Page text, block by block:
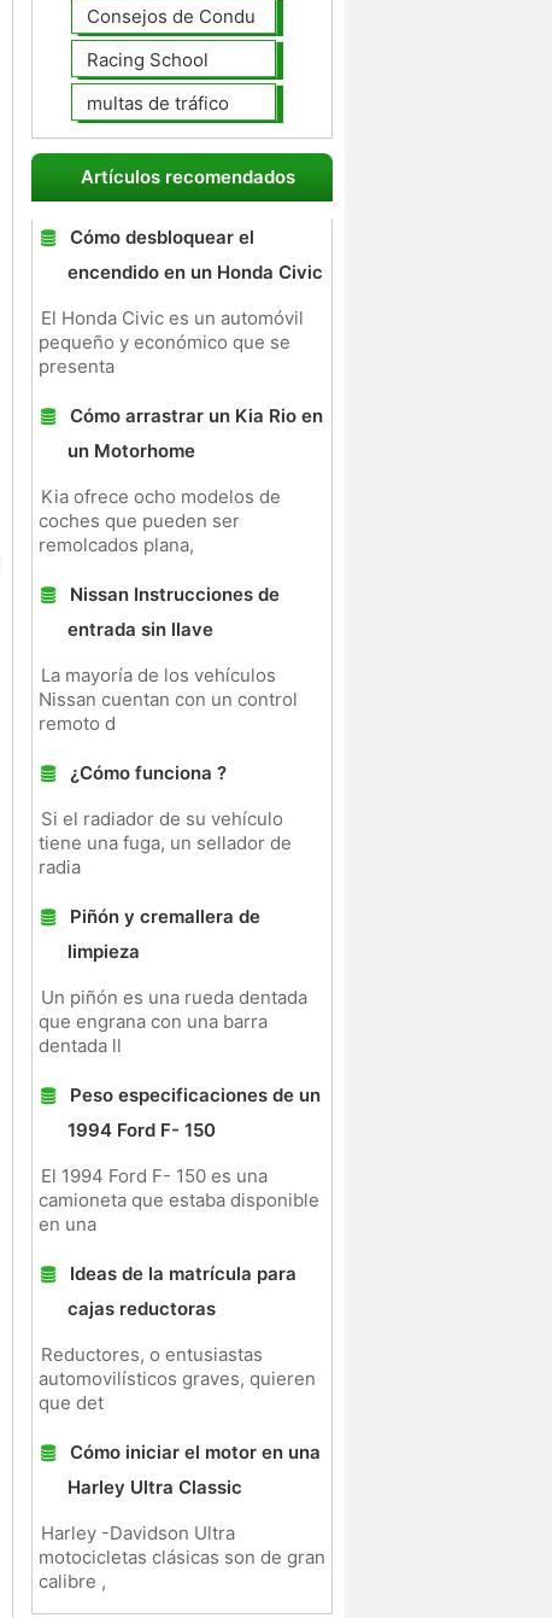
Consejos de Conducción
Racing School
multas de tráfico
Artículos recomendados
Cómo desbloquear el
encendido en un Honda Civic
El Honda Civic es un automóvil
pequeño y económico que se
presenta
Cómo arrastrar un Kia Rio en
un Motorhome
Kia ofrece ocho modelos de
coches que pueden ser
remolcados plana,
Nissan Instrucciones de
entrada sin llave
La mayoría de los vehículos
Nissan cuentan con un control
remoto d
¿Cómo funciona ?
Si el radiador de su vehículo
tiene una fuga, un sellador de
radia
Piñón y cremallera de
limpieza
Un piñón es una rueda dentada
que engrana con una barra
dentada ll
Peso especificaciones de un
1994 Ford F- 150
El 1994 Ford F- 150 es una
camioneta que estaba disponible
en una
Ideas de la matrícula para
cajas reductoras
Reductores, o entusiastas
automovilísticos graves, quieren
que det
Cómo iniciar el motor en una
Harley Ultra Classic
Harley -Davidson Ultra
motocicletas clásicas son de gran
calibre ,